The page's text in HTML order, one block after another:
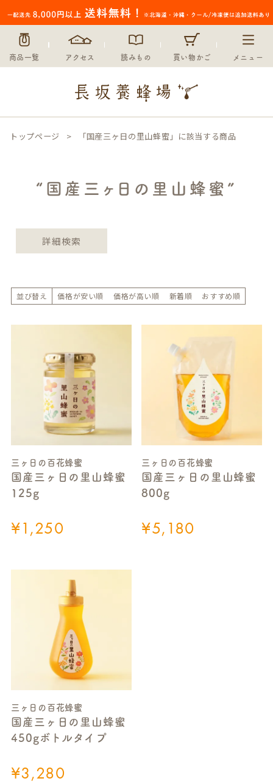
商品一覧 アクセス 読みもの 買い物かご メニュー
トップページ 「国産三ヶ日の里山蜂蜜」に該当する商品
“国産三ヶ日の里山蜂蜜”
詳細検索
〜
在庫なし商品
在庫なし商品を表示しない
登録順
優先度順
並び替え 価格が安い順 価格が高い順 新着順 おすすめ順
三ヶ日の百花蜂蜜
国産三ヶ日の里山蜂蜜
125g
¥1,250
三ヶ日の百花蜂蜜
国産三ヶ日の里山蜂蜜
800g
¥5,180
三ヶ日の百花蜂蜜
国産三ヶ日の里山蜂蜜
450gボトルタイプ
¥3,280